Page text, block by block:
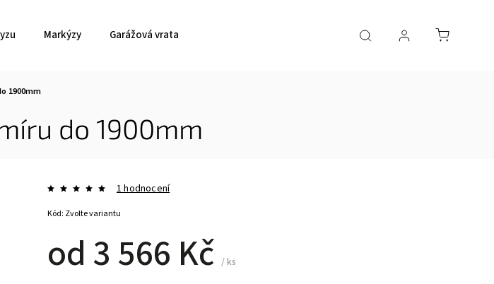
Markýzy Garážová vrata
1900mm
do 1900mm
1 hodnocení
od 3 566 Kč / ks
Kód: Zvolte variantu